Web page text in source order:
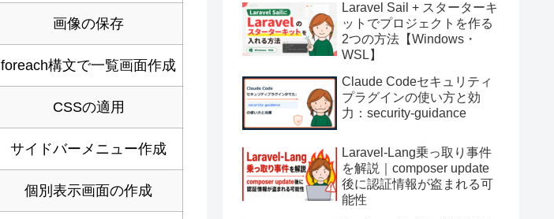
画像の保存
foreach構文で一覧画面作成
CSSの適用
サイドバーメニュー作成
個別表示画面の作成
Laravel Sail + スターターキ
ットでプロジェクトを作る
2つの方法【Windows・
WSL】
Claude Codeセキュリティ
プラグインの使い方と効
力：security-guidance
Laravel-Lang乗っ取り事件
を解説｜composer update
後に認証情報が盗まれる可
能性